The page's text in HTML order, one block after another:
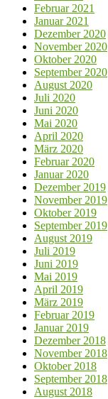
Februar 2021
Januar 2021
Dezember 2020
November 2020
Oktober 2020
September 2020
August 2020
Juli 2020
Juni 2020
Mai 2020
April 2020
März 2020
Februar 2020
Januar 2020
Dezember 2019
November 2019
Oktober 2019
September 2019
August 2019
Juli 2019
Juni 2019
Mai 2019
April 2019
März 2019
Februar 2019
Januar 2019
Dezember 2018
November 2018
Oktober 2018
September 2018
August 2018